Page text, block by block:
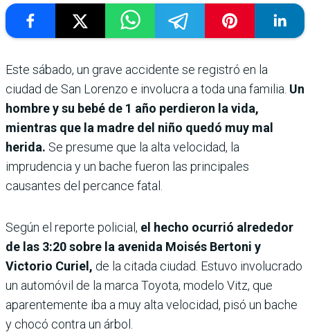
Este sábado, un grave accidente se registró en la
ciudad de San Lorenzo e involucra a toda una familia. Un
hombre y su bebé de 1 año perdieron la vida,
mientras que la madre del niño quedó muy mal
herida. Se presume que la alta velocidad, la
imprudencia y un bache fueron las principales
causantes del percance fatal.
Según el reporte policial, el hecho ocurrió alrededor
de las 3:20 sobre la avenida Moisés Bertoni y
Victorio Curiel, de la citada ciudad. Estuvo involucrado
un automóvil de la marca Toyota, modelo Vitz, que
aparentemente iba a muy alta velocidad, pisó un bache
y chocó contra un árbol.